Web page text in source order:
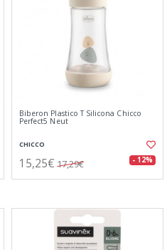
Biberon Plastico T Silicona Chicco
Perfect5 Neut
CHICCO
15,25€ 17,29€ - 12%